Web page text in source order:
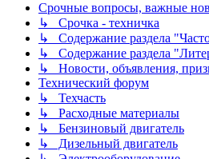
Срочные вопросы, важные
↳ Срочка - техничка
↳ Содержание раздела
↳ Содержание раздела
↳ Новости, объявления,
Технический форум
↳ Техчасть
↳ Расходные материалы
↳ Бензиновый двигатель
↳ Дизельный двигатель